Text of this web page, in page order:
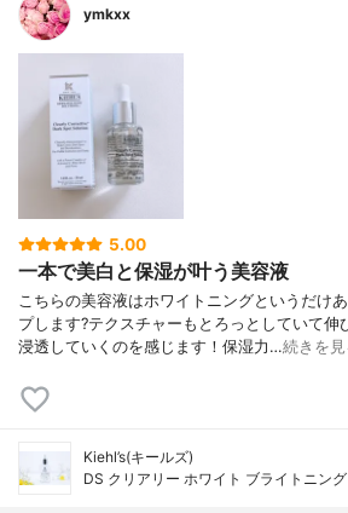
ymkxx
5.00
一本で美白と保湿が叶う美容液
こちらの美容液はホワイトニングというだけ
プします?テクスチャーもとろっとしていて伸
浸透していくのを感じます！保湿力…続きを見
Kiehl’s(キールズ)
DS クリアリー ホワイト ブライトニン